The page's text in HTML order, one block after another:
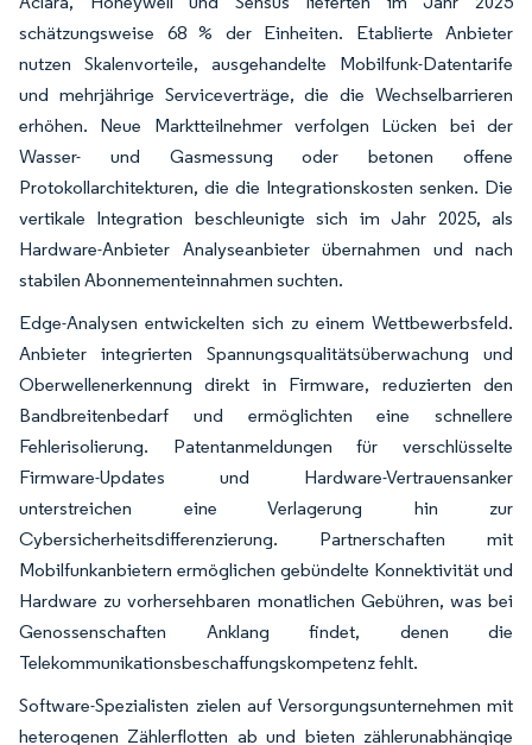
schätzungsweise 68 % der Einheiten. Etablierte Anbieter
nutzen Skalenvorteile, ausgehandelte Mobilfunk-Datentarife
und mehrjährige Serviceverträge, die die Wechselbarrieren
erhöhen. Neue Marktteilnehmer verfolgen Lücken bei der
Wasser- und Gasmessung oder betonen offene
Protokollarchitekturen, die die Integrationskosten senken. Die
vertikale Integration beschleunigte sich im Jahr 2025, als
Hardware-Anbieter Analyseanbieter übernahmen und nach
stabilen Abonnementeinnahmen suchten.
Edge-Analysen entwickelten sich zu einem Wettbewerbsfeld.
Anbieter integrierten Spannungsqualitätsüberwachung und
Oberwellenerkennung direkt in Firmware, reduzierten den
Bandbreitenbedarf und ermöglichten eine schnellere
Fehlerisolierung. Patentanmeldungen für verschlüsselte
Firmware-Updates und Hardware-Vertrauensanker
unterstreichen eine Verlagerung hin zur
Cybersicherheitsdifferenzierung. Partnerschaften mit
Mobilfunkanbietern ermöglichen gebündelte Konnektivität und
Hardware zu vorhersehbaren monatlichen Gebühren, was bei
Genossenschaften Anklang findet, denen die
Telekommunikationsbeschaffungskompetenz fehlt.
Software-Spezialisten zielen auf Versorgungsunternehmen mit
heterogenen Zählerflotten ab und bieten zählerunabhängige